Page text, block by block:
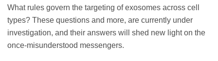
What rules govern the targeting of exosomes across cell
types? These questions and more, are currently under
investigation, and their answers will shed new light on the
once-misunderstood messengers.